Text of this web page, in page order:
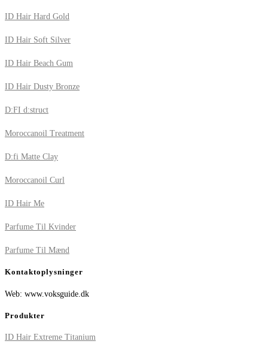
ID Hair Hard Gold
ID Hair Soft Silver
ID Hair Beach Gum
ID Hair Dusty Bronze
D:FI d:struct
Moroccanoil Treatment
D:fi Matte Clay
Moroccanoil Curl
ID Hair Me
Parfume Til Kvinder
Parfume Til Mænd
Kontaktoplysninger
Web: www.voksguide.dk
Produkter
ID Hair Extreme Titanium